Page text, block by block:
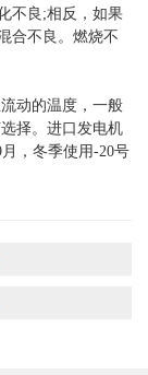
不良;相反，如果
合不良。燃烧不
动的温度，一般
择。进口发电机
，冬季使用-20号